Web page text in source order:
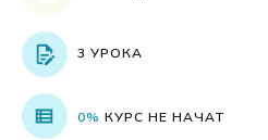
3 УРОКА
0% КУРС НЕ НАЧАТ